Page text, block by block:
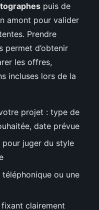
puis de
amont pour valider
Prendre
permet d’obtenir
les offres,
incluses lors de la
projet : type de
date prévue
juger du style
téléphonique ou une
clairement